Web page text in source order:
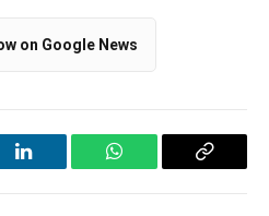
on Google News
LinkedIn WhatsApp Copy